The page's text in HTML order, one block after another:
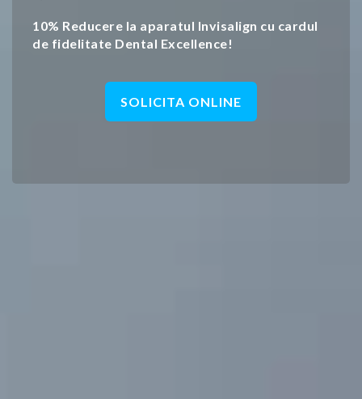
10% Reducere la aparatul Invisalign cu cardul
de fidelitate Dental Excellence!
SOLICITA ONLINE